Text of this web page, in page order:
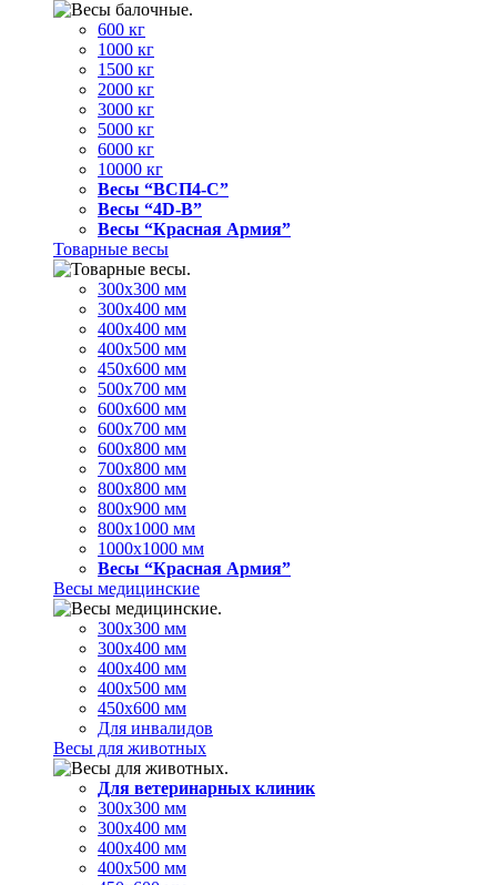
600 кг
1000 кг
1500 кг
2000 кг
3000 кг
5000 кг
6000 кг
10000 кг
Весы “ВСП4-С”
Весы “4D-В”
Весы “Красная Армия”
Товарные весы
300х300 мм
300х400 мм
400х400 мм
400х500 мм
450х600 мм
500х700 мм
600х600 мм
600х700 мм
600х800 мм
700х800 мм
800х800 мм
800х900 мм
800х1000 мм
1000х1000 мм
Весы “Красная Армия”
Весы медицинские
300х300 мм
300х400 мм
400х400 мм
400х500 мм
450х600 мм
Для инвалидов
Весы для животных
Для ветеринарных клиник
300х300 мм
300х400 мм
400х400 мм
400х500 мм